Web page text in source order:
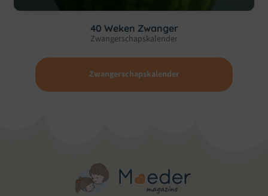
40 Weken Zwanger
Zwangerschapskalender
Zwangerschapskalender